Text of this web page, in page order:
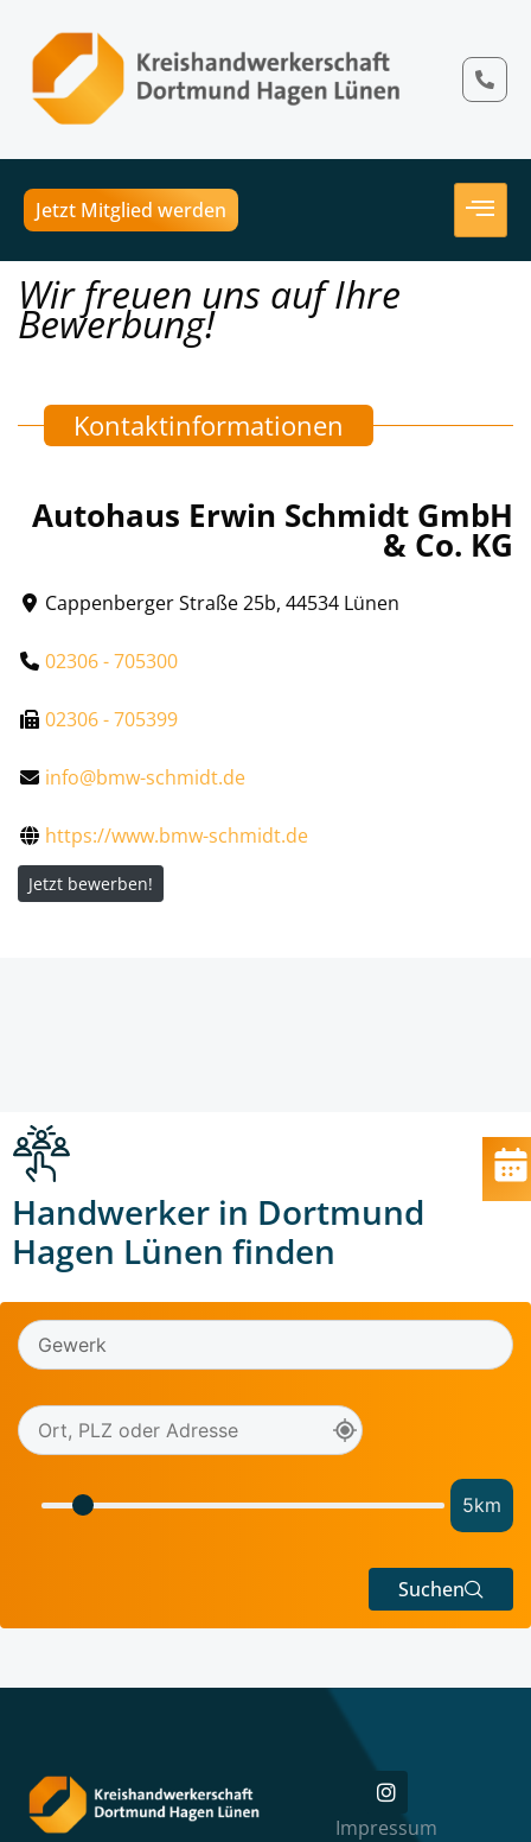
Jetzt Mitglied werden
Wir freuen uns auf Ihre
Bewerbung!
Kontaktinformationen
Autohaus Erwin Schmidt GmbH
& Co. KG
Cappenberger Straße 25b, 44534 Lünen
02306 - 705300
02306 - 705399
info@bmw-schmidt.de
https://www.bmw-schmidt.de
Jetzt bewerben!
Handwerker in Dortmund
Hagen Lünen finden
5km
Suchen
Impressum